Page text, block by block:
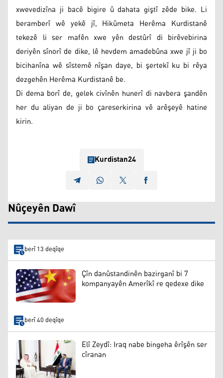
xwevedizîna ji bacê bigire û dahata giştî zêde bike. Li
beramberî wê yekê jî, Hikûmeta Herêma Kurdistanê
tekezê li ser mafên xwe yên destûrî di birêvebirina
deriyên sînorî de dike, lê hevdem amadebûna xwe jî ji bo
bicihanîna wê sîstemê nîşan daye, bi şertekî ku bi rêya
dezgehên Herêma Kurdistanê be.
Di dema borî de, gelek civînên hunerî di navbera şandên
her du aliyan de ji bo çareserkirina vê arêşeyê hatine
kirin.
Kurdistan24
Nûçeyên Dawî
berî 13 deqîqe
Çîn danûstandinên bazirganî bi 7
kompanyayên Amerîkî re qedexe dike
berî 40 deqîqe
Elî Zeydî: Iraq nabe bingeha êrîşên ser
cîranan